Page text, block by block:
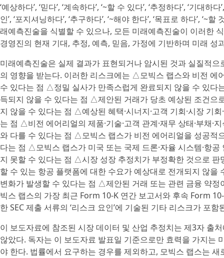
‘예상하다’, ‘믿다’, ‘계속하다’, ‘~할 수 있다’, ‘추정하다’, ‘기대하
인’, ‘포지셔닝하다’, ‘추구하다’, ‘~해야 한다’, ‘목표로 하다’, ‘~
래예측진술을 식별할 수 있으나, 모든 미래예측진술이 이러한
경영진의 현재 기대, 추정, 예측, 믿음, 가정에 기반하며 미래 성
미래예측진술은 실제 결과가 표현되거나 암시된 것과 실질적
의 영향을 받는다. 이러한 리스크에는 △모빅스 랩스와 비전 에
수 있다는 점 △정밀 실사가 만족스럽게 완료되지 않을 수 있
득되지 않을 수 있다는 점 △제안된 거래가 당초 예상된 조건으
지 않을 수 있다는 점 △예상된 혜택·시너지·고객 기회·시장 기
는 점 △비전 에어리얼의 제품·기술·고객 관계·재무 상태·부채·
와 다를 수 있다는 점 △모빅스 랩스가 비전 에어리얼을 성공적
다는 점 △모빅스 랩스가 미국 또는 국제 드론·자율 시스템·항
지 못할 수 있다는 점 △시장 성장 추정치가 부정확한 것으로
할 수 있는 항공 플랫폼에 대한 수요가 예상대로 전개되지 않
변화가 발생할 수 있다는 점 △제안된 거래 또는 관련 금융 약
빅스 랩스의 가장 최근 Form 10-K 연간 보고서와 후속 Form
한 SEC 제출 서류의 ‘리스크 요인’에 기술된 기타 리스크가 포함
이 보도자료에 참조된 시장 데이터 및 산업 추정치는 제3자 출
않았다. 독자는 이 보도자료 발표일 기준으로만 효력을 가지는
야 한다. 법률에서 요구하는 경우를 제외하고, 모빅스 랩스는